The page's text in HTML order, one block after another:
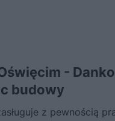
-
budowy
z pewnością